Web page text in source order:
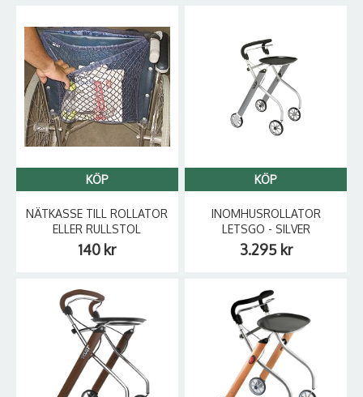
KÖP
NÄTKASSE TILL ROLLATOR
ELLER RULLSTOL
140 kr
KÖP
INOMHUSROLLATOR
LETSGO - SILVER
3.295 kr